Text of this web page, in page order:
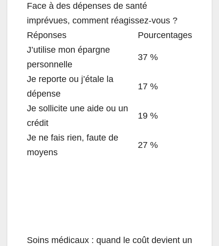
Face à des dépenses de santé
imprévues, comment réagissez-vous ?
Réponses
Pourcentages
J’utilise mon épargne
personnelle
37 %
Je reporte ou j’étale la
dépense
17 %
Je sollicite une aide ou un
crédit
19 %
Je ne fais rien, faute de
moyens
27 %
Soins médicaux : quand le coût devient un